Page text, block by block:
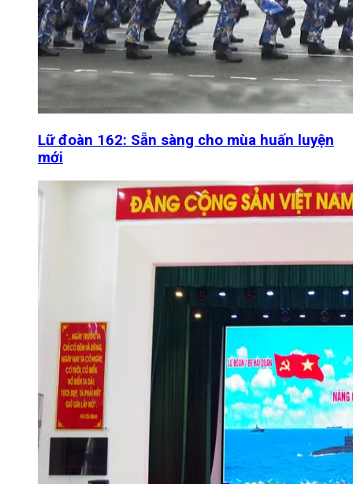
Lữ đoàn 162: Sẵn sàng cho mùa huấn luyện
mới